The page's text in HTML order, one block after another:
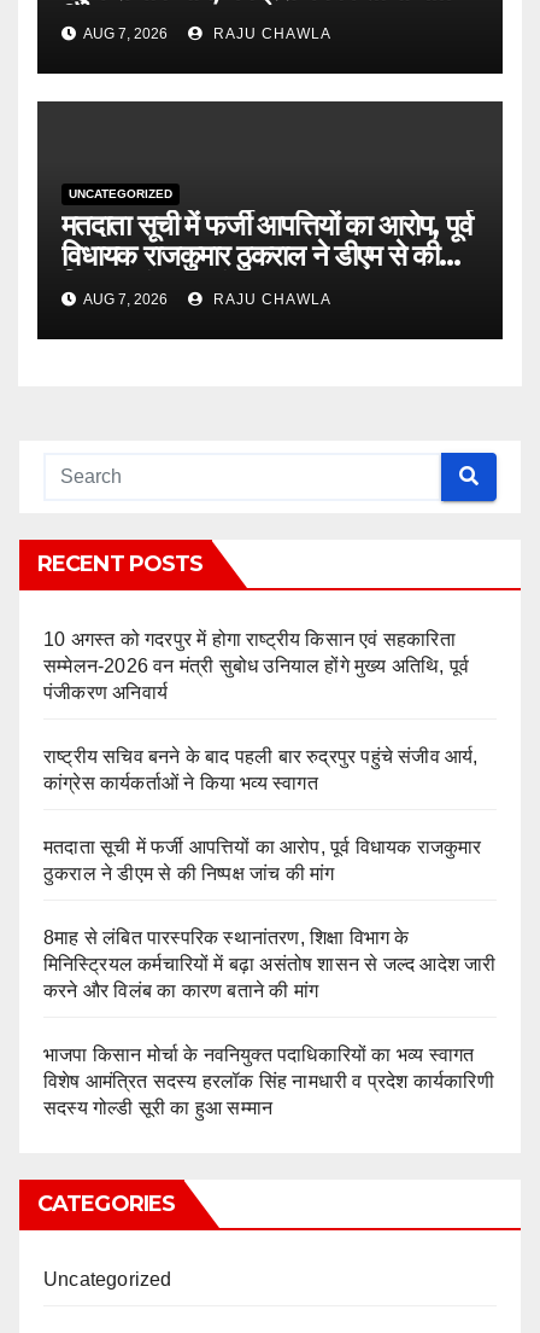
किया भव्य स्वागत
AUG 7, 2026 RAJU CHAWLA
UNCATEGORIZED
मतदाता सूची में फर्जी आपत्तियों का आरोप, पूर्व
विधायक राजकुमार ठुकराल ने डीएम से की
निष्पक्ष जांच की मांग
AUG 7, 2026 RAJU CHAWLA
RECENT POSTS
10 अगस्त को गदरपुर में होगा राष्ट्रीय किसान एवं सहकारिता
सम्मेलन-2026 वन मंत्री सुबोध उनियाल होंगे मुख्य अतिथि, पूर्व
पंजीकरण अनिवार्य
राष्ट्रीय सचिव बनने के बाद पहली बार रुद्रपुर पहुंचे संजीव आर्य,
कांग्रेस कार्यकर्ताओं ने किया भव्य स्वागत
मतदाता सूची में फर्जी आपत्तियों का आरोप, पूर्व विधायक राजकुमार
ठुकराल ने डीएम से की निष्पक्ष जांच की मांग
8माह से लंबित पारस्परिक स्थानांतरण, शिक्षा विभाग के
मिनिस्ट्रियल कर्मचारियों में बढ़ा असंतोष शासन से जल्द आदेश जारी
करने और विलंब का कारण बताने की मांग
भाजपा किसान मोर्चा के नवनियुक्त पदाधिकारियों का भव्य स्वागत
विशेष आमंत्रित सदस्य हरलॉक सिंह नामधारी व प्रदेश कार्यकारिणी
सदस्य गोल्डी सूरी का हुआ सम्मान
CATEGORIES
Uncategorized